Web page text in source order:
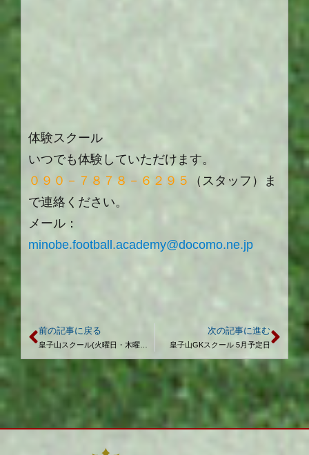
体験スクール
いつでも体験していただけます。
０９０－７８７８－６２９５
（スタッフ）ま
で連絡ください。
メール：
minobe.football.academy@docomo.ne.jp
前の記事に戻る 次の記事に進む
皇子山GKスクール 5月予定日